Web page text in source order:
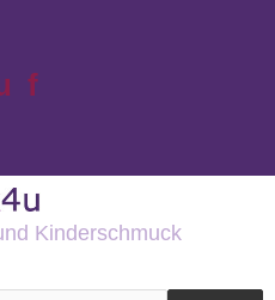
Kinderschmuck